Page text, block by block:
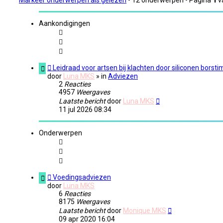
Aankondigingen
Leidraad voor artsen bij klachten door siliconen
door Luna MKS » in Adviezen
2 Reacties
4957 Weergaves
Laatste berichtdoor Luna MKS
11 jul 2026 08:34
Onderwerpen
Voedingsadviezen
door Luna MKS
6 Reacties
8175 Weergaves
Laatste berichtdoor Monique MKS
09 apr 2020 16:04